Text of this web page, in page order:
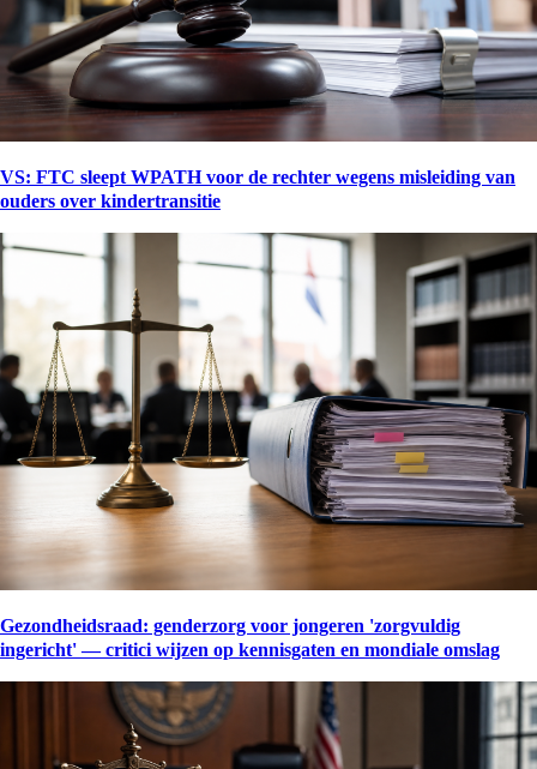
VS: FTC sleept WPATH voor de rechter wegens misleiding van
ouders over kindertransitie
Gezondheidsraad: genderzorg voor jongeren 'zorgvuldig
ingericht' — critici wijzen op kennisgaten en mondiale omslag